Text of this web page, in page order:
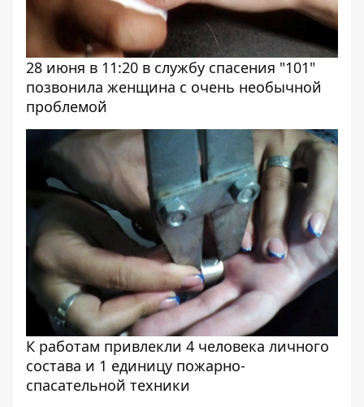
28 июня в 11:20 в службу спасения "101"
позвонила женщина с очень необычной
проблемой
К работам привлекли 4 человека личного
состава и 1 единицу пожарно-
спасательной техники